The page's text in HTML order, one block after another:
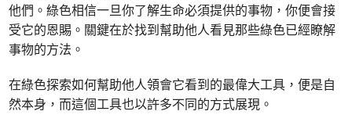
他們。綠色相信一旦你了解生命必須提供的事物，你便會接
受它的恩賜。關鍵在於找到幫助他人看見那些綠色已經瞭解
事物的方法。
在綠色探索如何幫助他人領會它看到的最偉大工具，便是自
然本身，而這個工具也以許多不同的方式展現。